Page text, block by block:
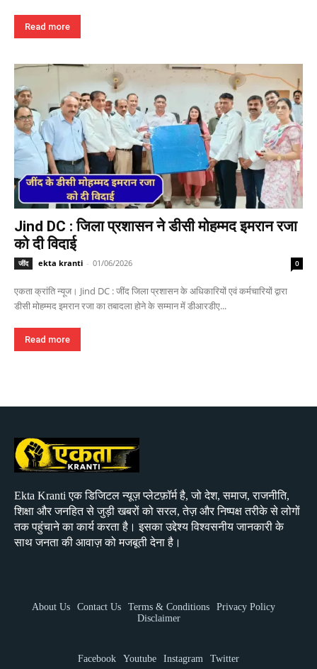
Read more
Jind DC : जिला प्रशासन ने डीसी मोहम्मद इमरान रजा
को दी विदाई
जींद ekta kranti - 01/06/2026 0
एकता क्रांति न्यूज। Jind DC : जींद जिला प्रशासन के अधिकारियों एवं कर्मचारियों द्वारा
डीसी मोहम्मद इमरान रजा का तबादला होने के सम्मान में डीआरडीए...
Read more
Ekta Kranti एक डिजिटल न्यूज़ प्लेटफ़ॉर्म है, जो देश, समाज, राजनीति,
शिक्षा और जनहित से जुड़ी खबरों को सरल, तेज़ और निष्पक्ष तरीके से लोगों
तक पहुंचाने का कार्य करता है। इसका उद्देश्य विश्वसनीय जानकारी के
साथ जनता की आवाज़ को मजबूती देना है।
About Us Contact Us Terms & Conditions
Privacy Policy
Disclaimer
Facebook Youtube Instagram Twitter